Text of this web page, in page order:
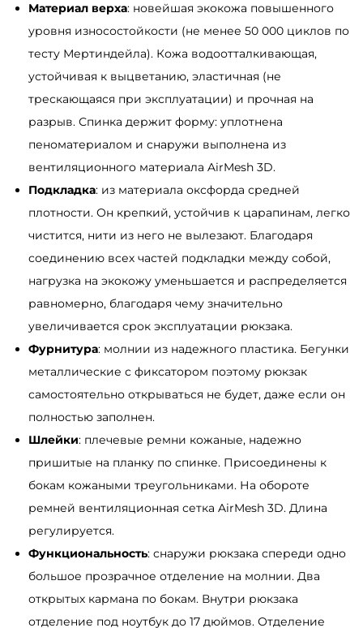
Ж
е
н
с
к
и
й
р
ю
к
з
а
к
S
a
m
b
a
g
R
o
l
l
T
o
p
H
Материал верха: новейшая экокожа повышенного
уровня износостойкости (не менее 50 000 циклов по
тесту Мертиндейла). Кожа водоотталкивающая,
устойчивая к выцветанию, эластичная (не
трескающаяся при эксплуатации) и прочная на
разрыв. Спинка держит форму: уплотнена
пеноматериалом и снаружи выполнена из
вентиляционного материала AirMesh 3D.
Подкладка: из материала оксфорда средней
плотности. Он крепкий, устойчив к царапинам, легко
чистится, нити из него не вылезают. Благодаря
соединению всех частей подкладки между собой,
нагрузка на экокожу уменьшается и распределяется
равномерно, благодаря чему значительно
увеличивается срок эксплуатации рюкзака.
Фурнитура: молнии из надежного пластика. Бегунки
металлические с фиксатором поэтому рюкзак
самостоятельно открываться не будет, даже если он
полностью заполнен.
Шлейки: плечевые ремни кожаные, надежно
пришитые на планку по спинке. Присоединены к
бокам кожаными треугольниками. На обороте
ремней вентиляционная сетка AirMesh 3D. Длина
регулируется.
Функциональность: снаружи рюкзака спереди одно
большое прозрачное отделение на молнии. Два
открытых кармана по бокам. Внутри рюкзака
отделение под ноутбук до 17 дюймов. Отделение